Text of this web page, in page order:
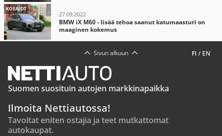
KOEAJOT
27.09.2022
BMW iX M60 - lisää tehoa saanut katumaasturi on
maaginen kokemus
FI / EN
Sivun alkuun
Suomen suosituin autojen markkinapaikka
Ilmoita Nettiautossa!
Tavoitat eniten ostajia ja teet mutkattomat
autokaupat.